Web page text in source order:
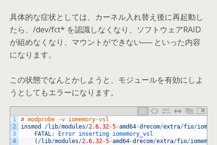
具体的な症状としては、カーネル入れ替え後に再起動し
たら、/dev/fct* を認識しなくなり、ソフトウェアRAID
が組めなくなり、マウントができない── といった内容
になります。
この状態でなんとかしようと、モジュールを有効にしよ
うとしてもエラーになります。
1
2
3
4
# modprobe -v iomemory-vsl
insmod
/lib/modules/2.6.32-5-amd64-drecom/extra/fio/
FATAL: Error inserting iomemory_vsl
( /lib/modules/2.6.32-5-amd64-drecom/extra/fio/iomemory